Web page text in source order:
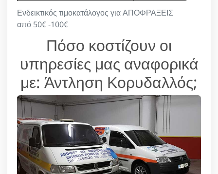
Ενδεικτικός τιμοκατάλογος για ΑΠΟΦΡΑΞΕΙΣ
από 50€ -100€
Πόσο κοστίζουν οι
υπηρεσίες μας αναφορικά
με: Άντληση Κορυδαλλός;